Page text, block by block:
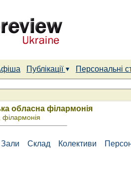
Публікації
Персональні
обласна філармонія
Зали Склад Колективи